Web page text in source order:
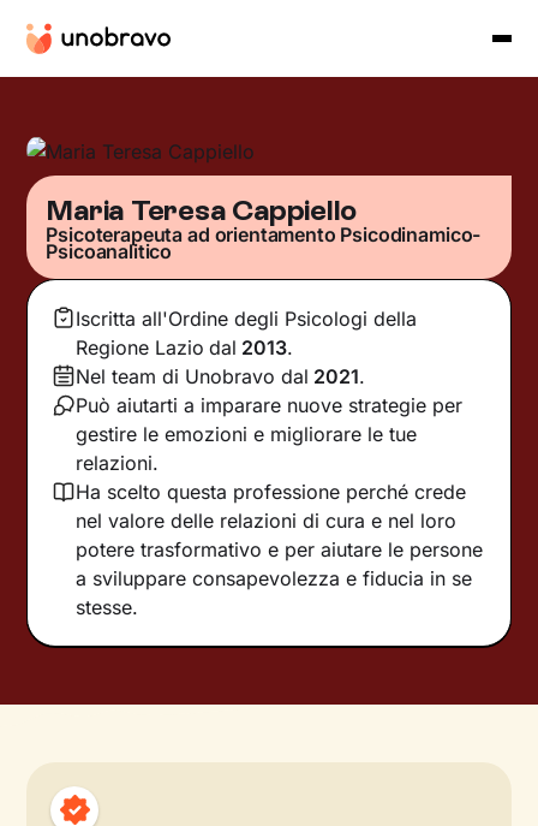
Maria Teresa Cappiello
Psicoterapeuta ad orientamento Psicodinamico-
Psicoanalitico
Iscritta all'Ordine degli Psicologi della
Regione Lazio dal 2013.
Nel team di Unobravo dal 2021.
Può aiutarti a imparare nuove strategie per
gestire le emozioni e migliorare le tue
relazioni.
Ha scelto questa professione perché crede
nel valore delle relazioni di cura e nel loro
potere trasformativo e per aiutare le persone
a sviluppare consapevolezza e fiducia in se
stesse.